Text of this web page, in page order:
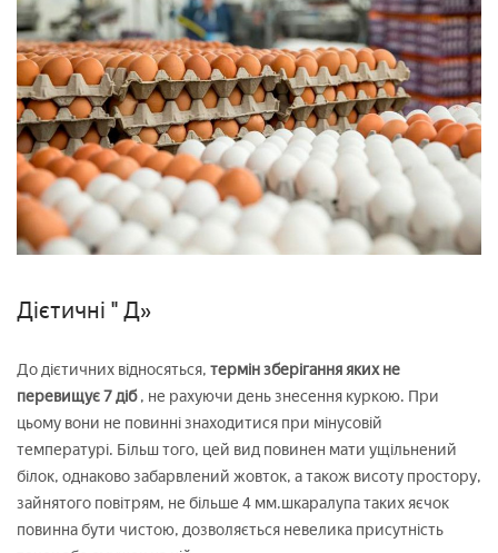
Дієтичні " Д»
До дієтичних відносяться, термін зберігання яких не
перевищує 7 діб, не рахуючи день знесення куркою. При
цьому вони не повинні знаходитися при мінусовій
температурі. Більш того, цей вид повинен мати ущільнений
білок, однаково забарвлений жовток, а також висоту простору,
зайнятого повітрям, не більше 4 мм.шкаралупа таких яєчок
повинна бути чистою, дозволяється невелика присутність